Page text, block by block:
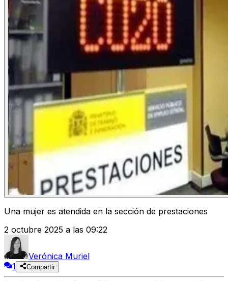
Una mujer es atendida en la sección de prestaciones
2 octubre 2025 a las 09:22
Verónica Muriel
1
Compartir